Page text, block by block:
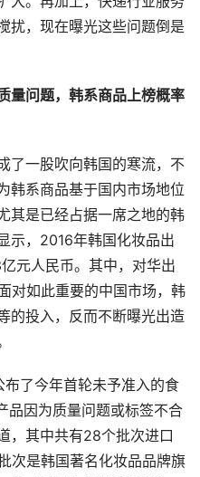
扰，现在曝光这些问题倒是
量问题，韩系商品上榜概率
一股吹向韩国的寒流，不
韩系商品基于国内市场地位
其是已经占据一席之地的韩
示，2016年韩国化妆品出
元人民币。其中，对华出
对如此重要的中国市场，韩
的投入，反而不断曝光出造
了今年首轮未予准入的食
品因为质量问题或标签不合
，其中共有28个批次进口
次是韩国著名化妆品品牌旗